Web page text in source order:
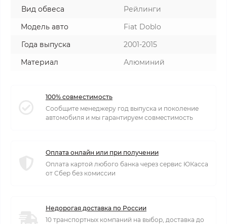
Вид обвеса
Рейлинги
Модель авто
Fiat Doblo
Года выпуска
2001-2015
Материал
Алюминий
100% совместимость
Сообщите менеджеру год выпуска и поколение
автомобиля и мы гарантируем совместимость
Оплата онлайн или при получении
Оплата картой любого банка через сервис ЮКасса
от Сбер без комиссии
Недорогая доставка по России
10 транспортных компаний на выбор, доставка до